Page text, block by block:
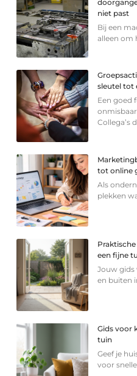
niet past
Bij een
alleen om
sleutel tot
Een goed
Collega’s
tot online
Als
plekken
een fijne
Jouw gids
en buiten
Gids voor
tuin
Geef je
voor snelle